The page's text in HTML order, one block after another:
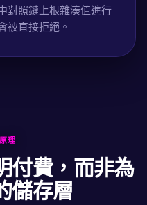
對照鏈上根雜湊值進行
被直接拒絕。
理
付費，而非為
儲存層